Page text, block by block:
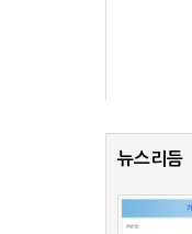
뉴스리듬